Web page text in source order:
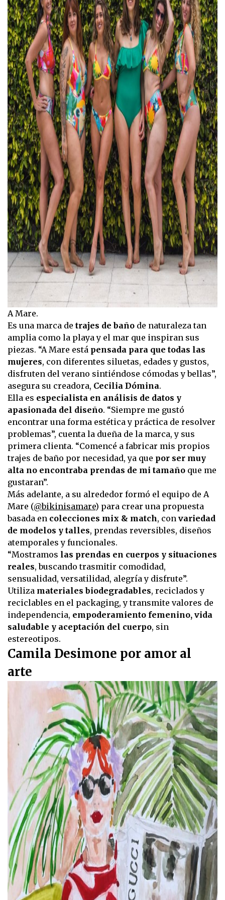
A Mare.
Es una marca de trajes de baño de naturaleza tan
amplia como la playa y el mar que inspiran sus
piezas. “A Mare está pensada para que todas las
mujeres, con diferentes siluetas, edades y gustos,
disfruten del verano sintiéndose cómodas y bellas”,
asegura su creadora, Cecilia Dómina.
Ella es especialista en análisis de datos y
apasionada del diseño. “Siempre me gustó
encontrar una forma estética y práctica de resolver
problemas”, cuenta la dueña de la marca, y sus
primera clienta. “Comencé a fabricar mis propios
trajes de baño por necesidad, ya que por ser muy
alta no encontraba prendas de mi tamaño que me
gustaran”.
Más adelante, a su alrededor formó el equipo de A
Mare (@bikinisamare) para crear una propuesta
basada en colecciones mix & match, con variedad
de modelos y talles, prendas reversibles, diseños
atemporales y funcionales.
“Mostramos las prendas en cuerpos y situaciones
reales, buscando trasmitir comodidad,
sensualidad, versatilidad, alegría y disfrute”.
Utiliza materiales biodegradables, reciclados y
reciclables en el packaging, y transmite valores de
independencia, empoderamiento femenino, vida
saludable y aceptación del cuerpo, sin
estereotipos.
Camila Desimone por amor al
arte